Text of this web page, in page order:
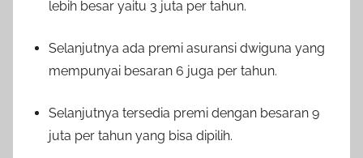
lebih besar yaitu 3 juta per tahun.
Selanjutnya ada premi asuransi dwiguna yang
mempunyai besaran 6 juga per tahun.
Selanjutnya tersedia premi dengan besaran 9
juta per tahun yang bisa dipilih.